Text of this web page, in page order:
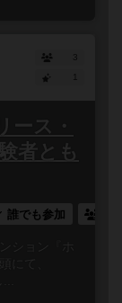
3
1
ース・
者とも
誰でも参加
ション『ホ
にて、